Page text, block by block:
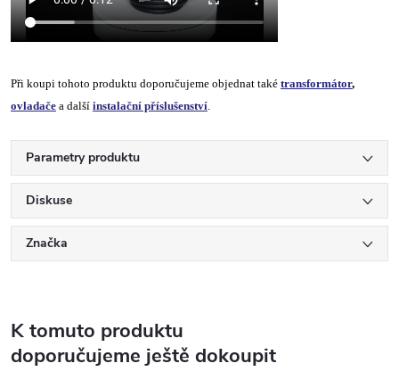
Při koupi tohoto produktu doporučujeme objednat také transformátor,
ovladače a další instalační příslušenství.
Parametry produktu
Diskuse
Značka
K tomuto produktu
doporučujeme ještě dokoupit